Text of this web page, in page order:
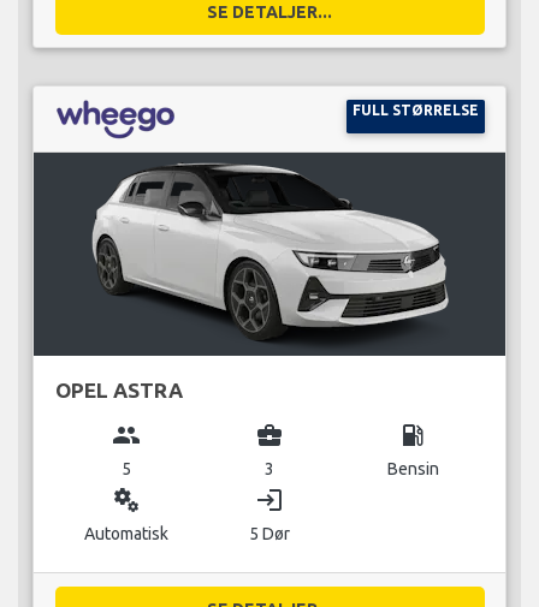
SE DETALJER...
FULL STØRRELSE
OPEL ASTRA
group
5
business_center
3
local_gas_station
Bensin
miscellaneous_services
Automatisk
login
5 Dør